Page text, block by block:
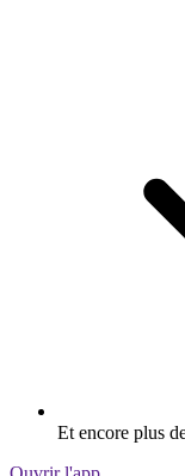
Et encore plus